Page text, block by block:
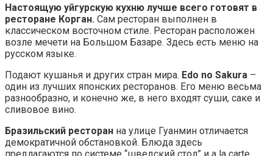
Настоящую уйгурскую кухню лучше всего готовят в
ресторане Корган. Сам ресторан выполнен в
классическом восточном стиле. Ресторан расположен
возле мечети на Большом Базаре. Здесь есть меню на
русском языке.
Подают кушанья и других стран мира. Edo no Sakura –
один из лучших японских ресторанов. Его меню весьма
разнообразно, и конечно же, в него входят суши, саке и
сливовое вино.
Бразильский ресторан на улице Гуанмин отличается
демократичной обстановкой. Блюда здесь